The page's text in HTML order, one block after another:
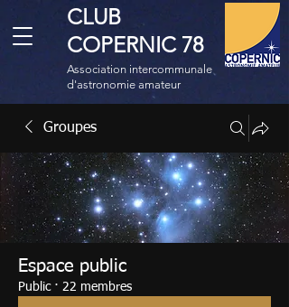
CLUB
COPERNIC 78
Association intercommunale
d'astronomie amateur
Groupes
Espace public
Public · 22 membres